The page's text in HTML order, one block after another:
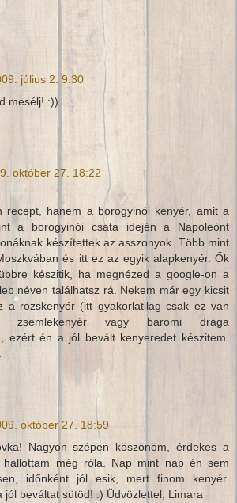
július 2. 9:30
mesélj! :))
október 27. 18:22
recept, hanem a borogyinói kenyér, amit a
a borogyinói csata idején a Napoleónt
készítettek az asszonyok. Több mint
és itt ez az egyik alapkenyér. Ők
készitik, ha megnézed a google-on a
néven találhatsz rá. Nekem már egy kicsit
a rozskenyér (itt gyakorlatilag csak ez van
zsemlekenyér vagy baromi drága
ezért én a jól bevált kenyeredet készitem.
október 27. 18:59
Nagyon szépen köszönöm, érdekes a
hallottam még róla. Nap mint nap én sem
időnként jól esik, mert finom kenyér.
jól beváltat sütöd! :) Üdvözlettel, Limara